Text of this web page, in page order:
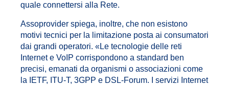
quale connettersi alla Rete.
Assoprovider spiega, inoltre, che non esistono
motivi tecnici per la limitazione posta ai consumatori
dai grandi operatori. «Le tecnologie delle reti
Internet e VoIP corrispondono a standard ben
precisi, emanati da organismi o associazioni come
la IETF, ITU-T, 3GPP e DSL-Forum. I servizi Internet